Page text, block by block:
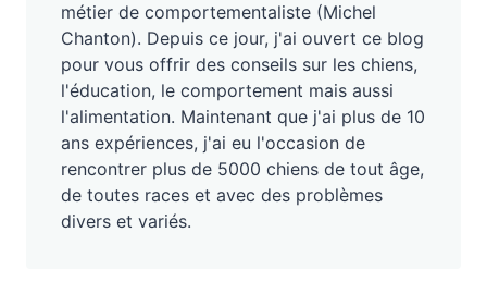
métier de comportementaliste (Michel
Chanton). Depuis ce jour, j'ai ouvert ce blog
pour vous offrir des conseils sur les chiens,
l'éducation, le comportement mais aussi
l'alimentation. Maintenant que j'ai plus de 10
ans expériences, j'ai eu l'occasion de
rencontrer plus de 5000 chiens de tout âge,
de toutes races et avec des problèmes
divers et variés.